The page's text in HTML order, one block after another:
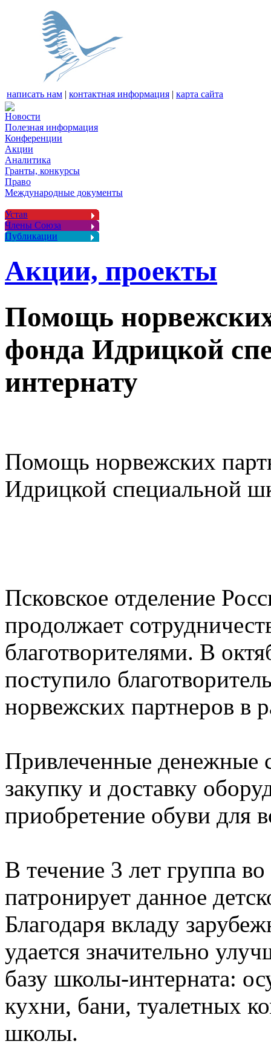
написать нам | контактная информация | карта сайта
Новости
Полезная информация
Конференции
Акции
Аналитика
Гранты, конкурсы
Право
Международные документы
Устав
Члены Союза
Публикации
Акции, проекты
Помощь
фонда Идрицкой
интернату
Помощь норвежских
Идрицкой специальной
Псковское отделение
продолжает
благотворителями. В
поступило
норвежских партнеров в
Привлеченные денежные
закупку и доставку
приобретение обуви для
В течение 3 лет группа
патронирует данное
Благодаря вкладу
удается значительно
базу школы-интерната:
кухни, бани, туалетных
школы.